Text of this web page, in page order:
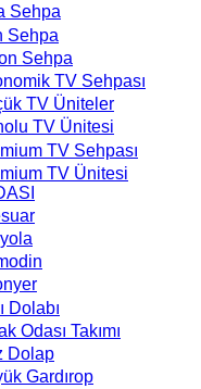
Sehpa
Sehpa
Sehpa
TV Sehpası
TV Üniteler
TV Ünitesi
TV Sehpası
TV Ünitesi
Dolabı
Odası Takımı
Dolap
Gardırop